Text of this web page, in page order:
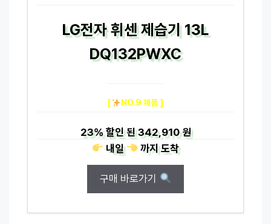
LG전자 휘센 제습기 13L
DQ132PWXC
[ NO.9 제품 ]
23%할인 된342,910 원
내일
까지도착
구매 바로가기